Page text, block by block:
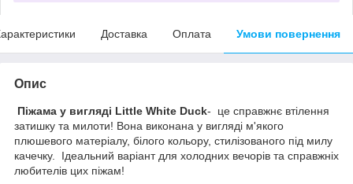
Доставка Оплата Умови повернення
Опис
Піжама у вигляді Little White Duck- це справжнє втілення
затишку та милоти! Вона виконана у вигляді м'якого
плюшевого матеріалу, білого кольору, стилізованого під милу
качечку. Ідеальний варіант для холодних вечорів та справжніх
любителів цих піжам!